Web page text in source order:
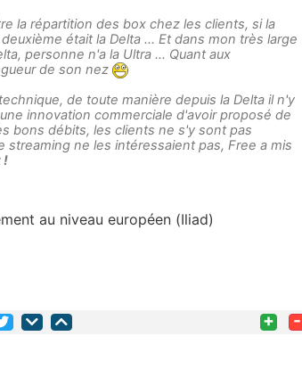
la répartition des box chez les clients, si la
était la Delta ... Et dans mon très large
personne n'a la Ultra ... Quant aux
de son nez
de toute manière depuis la Delta il n'y
innovation commerciale d'avoir proposé de
bons débits, les clients ne s'y sont pas
streaming ne les intéressaient pas, Free a mis
!
au niveau européen (Iliad)
+ -